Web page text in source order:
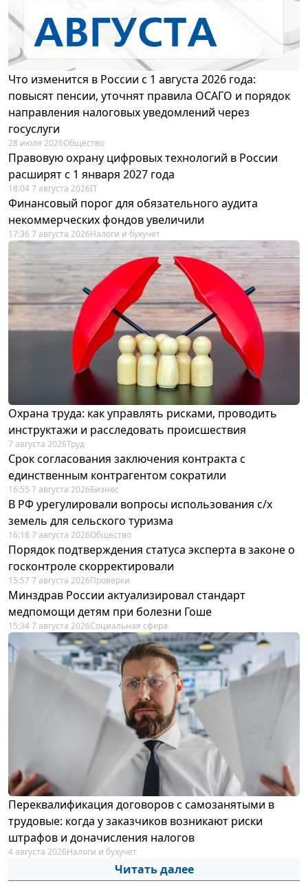
Что изменится в России с 1 августа 2026 года:
повысят пенсии, уточнят правила ОСАГО и порядок
направления налоговых уведомлений через
госуслуги
28 июля 2026Общество
Правовую охрану цифровых технологий в России
расширят с 1 января 2027 года
18:04 7 августа 2026IT
Финансовый порог для обязательного аудита
некоммерческих фондов увеличили
17:36 7 августа 2026Налоги и бухучет
Охрана труда: как управлять рисками, проводить
инструктажи и расследовать происшествия
7 августа 2026Труд
Срок согласования заключения контракта с
единственным контрагентом сократили
16:55 7 августа 2026Бизнес
В РФ урегулировали вопросы использования с/х
земель для сельского туризма
16:18 7 августа 2026Общество
Порядок подтверждения статуса эксперта в законе о
госконтроле скорректировали
15:57 7 августа 2026Проверки
Минздрав России актуализировал стандарт
медпомощи детям при болезни Гоше
15:34 7 августа 2026Социальная сфера
Переквалификация договоров с самозанятыми в
трудовые: когда у заказчиков возникают риски
штрафов и доначисления налогов
4 августа 2026Налоги и бухучет
Читать далее